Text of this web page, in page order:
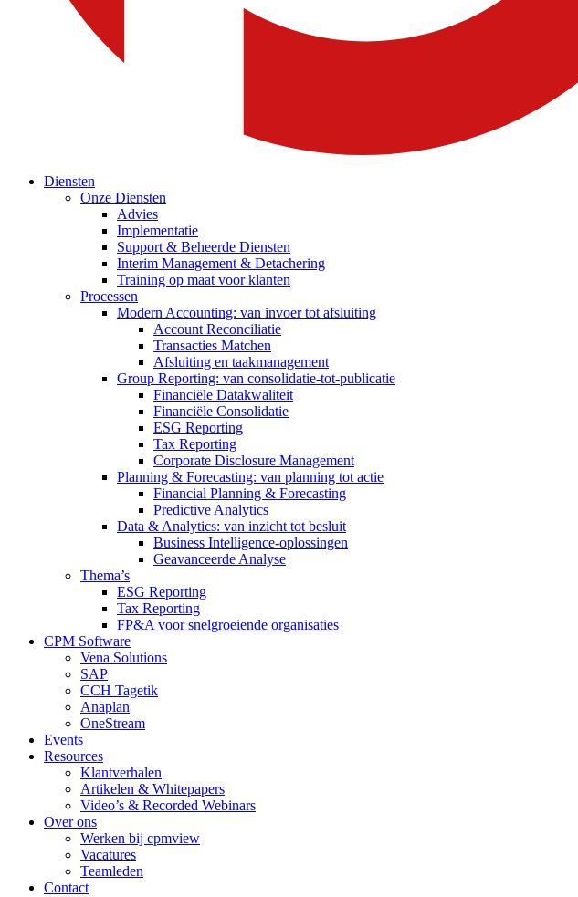
Diensten
Onze Diensten
Advies
Implementatie
Support & Beheerde Diensten
Interim Management & Detachering
Training op maat voor klanten
Processen
Modern Accounting: van invoer tot afsluiting
Account Reconciliatie
Transacties Matchen
Afsluiting en taakmanagement
Group Reporting: van consolidatie-tot-publicatie
Financiële Datakwaliteit
Financiële Consolidatie
ESG Reporting
Tax Reporting
Corporate Disclosure Management
Planning & Forecasting: van planning tot actie
Financial Planning & Forecasting
Predictive Analytics
Data & Analytics: van inzicht tot besluit
Business Intelligence-oplossingen
Geavanceerde Analyse
Thema’s
ESG Reporting
Tax Reporting
FP&A voor snelgroeiende organisaties
CPM Software
Vena Solutions
SAP
CCH Tagetik
Anaplan
OneStream
Events
Resources
Klantverhalen
Artikelen & Whitepapers
Video’s & Recorded Webinars
Over ons
Werken bij cpmview
Vacatures
Teamleden
Contact